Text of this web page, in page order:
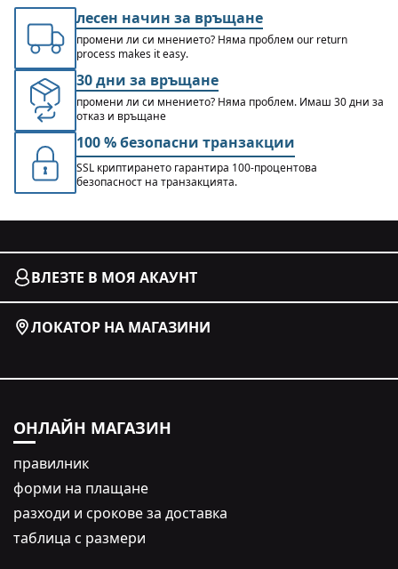
лесен начин за връщане
промени ли си мнението? Няма проблем our return
process makes it easy.
30 дни за връщане
промени ли си мнението? Няма проблем. Имаш 30 дни за
отказ и връщане
100 % безопасни транзакции
SSL криптирането гарантира 100-процентова
безопасност на транзакцията.
ВЛЕЗТЕ В МОЯ АКАУНТ
ЛОКАТОР НА МАГАЗИНИ
ОНЛАЙН МАГАЗИН
правилник
форми на плащане
разходи и срокове за доставка
таблица с размери